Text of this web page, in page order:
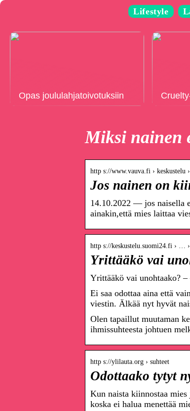
Lifestyle
Opas joululahjatoivotuksiin
Miksi nainen
http s://www.vauva.fi › keskustelu
Jos nainen on
14.10.2022 — jos naisella
ainakin,että mies laittaa
http s://keskustelu.suomi24.fi › …
Yrittääkö vai
Yrittääkö vai unohtaako?
Ei saa odottaa aina että
viestin. Älkää nyt hyvät
Olen tapaillut muutaman
ihmissuhteesta johtuen
http s://ylilauta.org › suhteet
Odottaako tytyt
Kun naista kiinnostaa
koska ei halua menettää